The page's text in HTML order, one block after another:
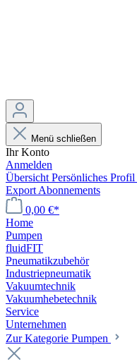
Menü schließen
Ihr Konto
Anmelden
Übersicht Persönliches Profil
Export Abonnements
0,00 €*
Home
Pumpen
fluidFIT
Pneumatikzubehör
Industriepneumatik
Vakuumtechnik
Vakuumhebetechnik
Service
Unternehmen
Zur Kategorie Pumpen